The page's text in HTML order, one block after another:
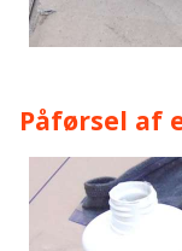
Påførsel af